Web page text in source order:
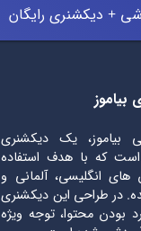
+ دیکشنری رایگان
بیاموز، یک دیکشنری
است که با هدف استفاده
های انگلیسی، آلمانی و
در طراحی این دیکشنری
بودن محتوا، توجه ویژه